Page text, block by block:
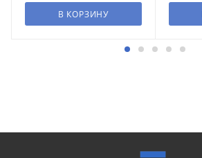
В КОРЗИНУ